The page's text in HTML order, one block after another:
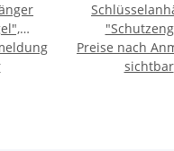
&
Bernstein inkl.
Pack"
Preise nach
sichtbar